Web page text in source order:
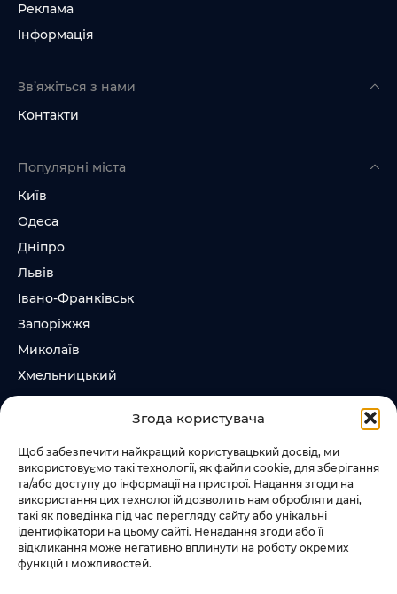
Згода користувача
Щоб забезпечити найкращий користувацький досвід, ми
використовуємо такі технології, як файли cookie, для зберігання
та/або доступу до інформації на пристрої. Надання згоди на
використання цих технологій дозволить нам обробляти дані,
такі як поведінка під час перегляду сайту або унікальні
ідентифікатори на цьому сайті. Ненадання згоди або її
відкликання може негативно вплинути на роботу окремих
функцій і можливостей.
Реклама
Інформація
Зв’яжіться з нами
Контакти
Популярні міста
Київ
Одеса
Дніпро
Львів
Івано-Франківськ
Запоріжжя
Миколаїв
Хмельницький
Суми
Слідкувати за нами
+38 073 185 81 11
+38 067 457 86 44